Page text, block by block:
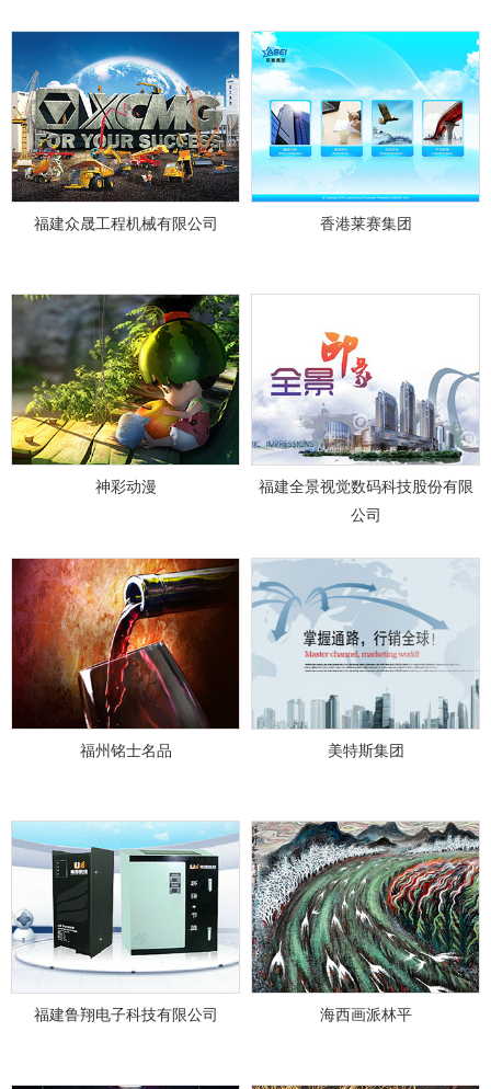
福建众晟工程机械有限公司 香港莱赛集团
神彩动漫
福建全景视觉数码科技股份有限
公司
福州铭士名品 美特斯集团
福建鲁翔电子科技有限公司 海西画派林平